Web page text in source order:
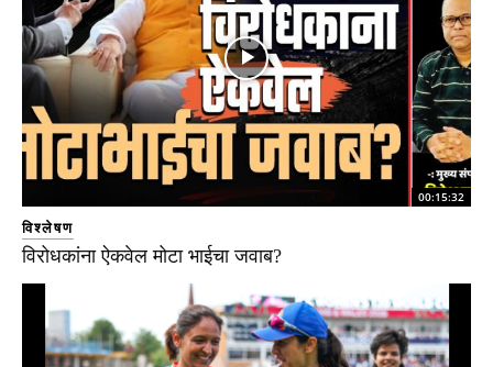
00:15:32
विश्लेषण
विरोधकांना ऐकवेल मोटा भाईचा जवाब?